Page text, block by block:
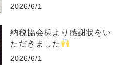
2026/6/1
納税協会様より感謝状をい
ただきました
2026/6/1